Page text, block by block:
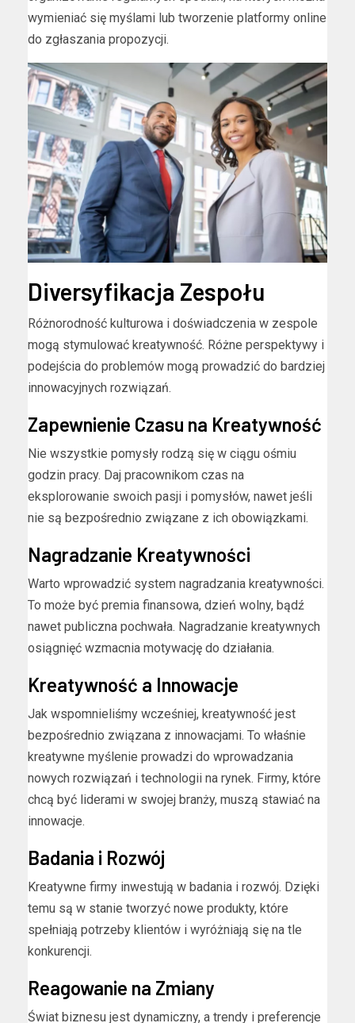
wymieniać się myślami lub tworzenie platformy online
do zgłaszania propozycji.
Diversyfikacja Zespołu
Różnorodność kulturowa i doświadczenia w zespole
mogą stymulować kreatywność. Różne perspektywy i
podejścia do problemów mogą prowadzić do bardziej
innowacyjnych rozwiązań.
Zapewnienie Czasu na Kreatywność
Nie wszystkie pomysły rodzą się w ciągu ośmiu
godzin pracy. Daj pracownikom czas na
eksplorowanie swoich pasji i pomysłów, nawet jeśli
nie są bezpośrednio związane z ich obowiązkami.
Nagradzanie Kreatywności
Warto wprowadzić system nagradzania kreatywności.
To może być premia finansowa, dzień wolny, bądź
nawet publiczna pochwała. Nagradzanie kreatywnych
osiągnięć wzmacnia motywację do działania.
Kreatywność a Innowacje
Jak wspomnieliśmy wcześniej, kreatywność jest
bezpośrednio związana z innowacjami. To właśnie
kreatywne myślenie prowadzi do wprowadzania
nowych rozwiązań i technologii na rynek. Firmy, które
chcą być liderami w swojej branży, muszą stawiać na
innowacje.
Badania i Rozwój
Kreatywne firmy inwestują w badania i rozwój. Dzięki
temu są w stanie tworzyć nowe produkty, które
spełniają potrzeby klientów i wyróżniają się na tle
konkurencji.
Reagowanie na Zmiany
Świat biznesu jest dynamiczny, a trendy i preferencje